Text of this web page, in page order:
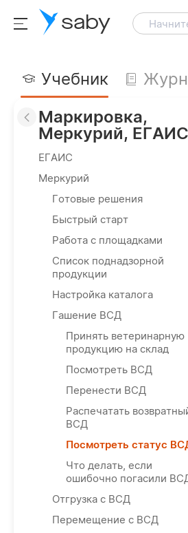
saby
Учебник
Маркировка,
Меркурий, ЕГАИС
ЕГАИС
Меркурий
Готовые решения
Быстрый старт
Работа с площадками
Список поднадзорной
продукции
Настройка каталога
Гашение ВСД
Принять ветеринарную
продукцию на склад
Посмотреть ВСД
Перенести ВСД
Распечатать
ВСД
Посмотреть статус
Что делать, если
ошибочно погасили
Отгрузка с ВСД
Перемещение с ВСД